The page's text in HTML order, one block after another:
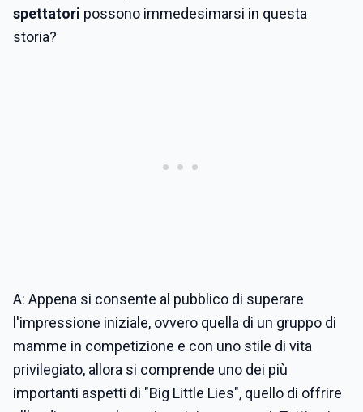
spettatori possono immedesimarsi in questa
storia?
A: Appena si consente al pubblico di superare
l'impressione iniziale, ovvero quella di un gruppo di
mamme in competizione e con uno stile di vita
privilegiato, allora si comprende uno dei più
importanti aspetti di "Big Little Lies", quello di offrire